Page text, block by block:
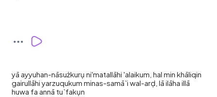
yā ayyuhan-nāsużkurụ ni'matallāhi 'alaikum, hal min khāliqin
gairullāhi yarzuqukum minas-samā`i wal-arḍ, lā ilāha illā
huwa fa annā tu`fakụn